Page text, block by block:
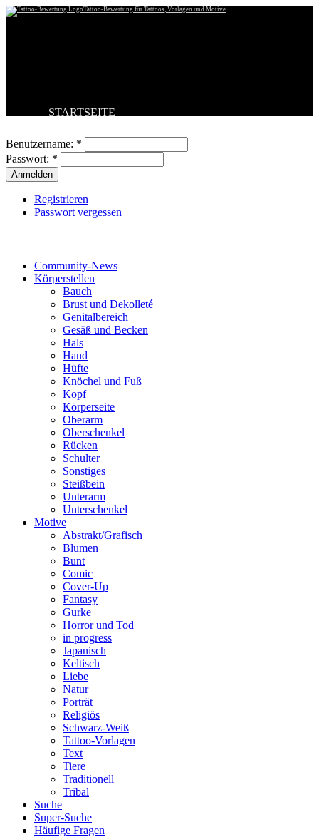
Tattoo-Bewertung für Tattoos, Vorlagen und Motive
STARTSEITE
BESTE TATTOOS
NEUESTE TATTOOS
KOMMENTARE
FORUM
Benutzername: *
Passwort: *
Registrieren
Passwort vergessen
Community-News
Körperstellen
Bauch
Brust und Dekolleté
Genitalbereich
Gesäß und Becken
Hals
Hand
Hüfte
Knöchel und Fuß
Kopf
Körperseite
Oberarm
Oberschenkel
Rücken
Schulter
Sonstiges
Steißbein
Unterarm
Unterschenkel
Motive
Abstrakt/Grafisch
Blumen
Bunt
Comic
Cover-Up
Fantasy
Gurke
Horror und Tod
in progress
Japanisch
Keltisch
Liebe
Natur
Porträt
Religiös
Schwarz-Weiß
Tattoo-Vorlagen
Text
Tiere
Traditionell
Tribal
Suche
Super-Suche
Häufige Fragen